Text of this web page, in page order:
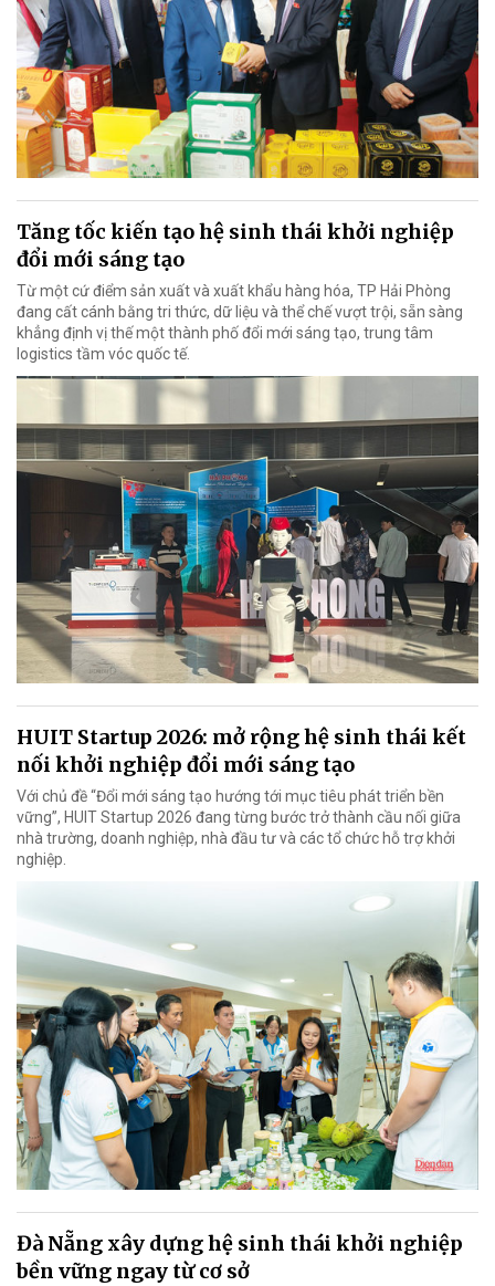
Tăng tốc kiến tạo hệ sinh thái khởi nghiệp
đổi mới sáng tạo
Từ một cứ điểm sản xuất và xuất khẩu hàng hóa, TP Hải Phòng
đang cất cánh bằng tri thức, dữ liệu và thể chế vượt trội, sẵn sàng
khẳng định vị thế một thành phố đổi mới sáng tạo, trung tâm
logistics tầm vóc quốc tế.
HUIT Startup 2026: mở rộng hệ sinh thái kết
nối khởi nghiệp đổi mới sáng tạo
Với chủ đề “Đổi mới sáng tạo hướng tới mục tiêu phát triển bền
vững”, HUIT Startup 2026 đang từng bước trở thành cầu nối giữa
nhà trường, doanh nghiệp, nhà đầu tư và các tổ chức hỗ trợ khởi
nghiệp.
Đà Nẵng xây dựng hệ sinh thái khởi nghiệp
bền vững ngay từ cơ sở